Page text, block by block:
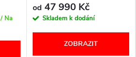
Na
od 47 990 Kč
Skladem k dodání
ZOBRAZIT